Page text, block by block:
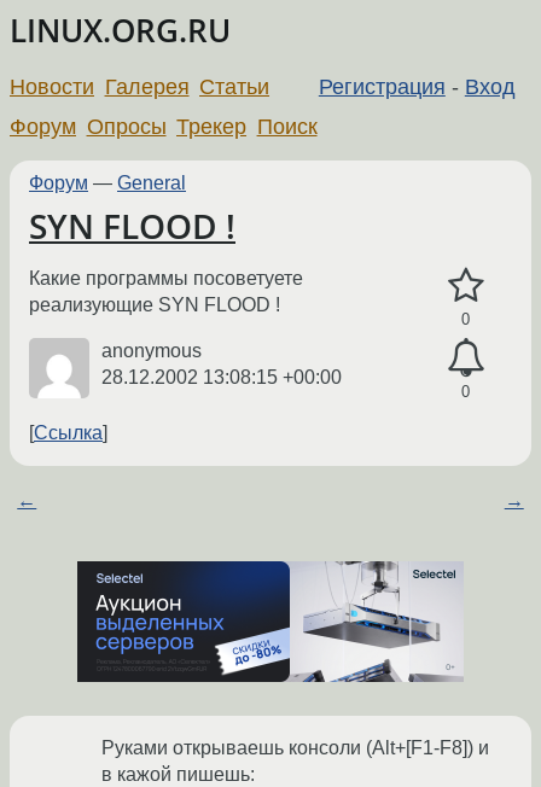
LINUX.ORG.RU
Регистрация - Вход
Новости Галерея Статьи
Форум Опросы Трекер Поиск
Форум — General
SYN FLOOD !
0
0
Какие программы посоветуете
реализующие SYN FLOOD !
anonymous
28.12.2002 13:08:15 +00:00
Ссылка
← →
Руками открываешь консоли (Alt+[F1-F8]) и
в кажой пишешь: